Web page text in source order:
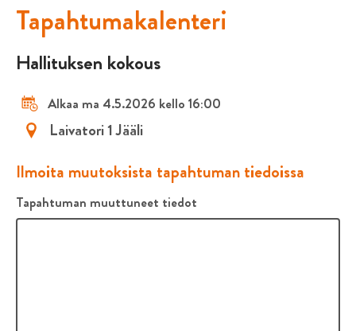
Tapahtumakalenteri
Hallituksen kokous
Alkaa ma 4.5.2026 kello 16:00
Laivatori 1 Jääli
Ilmoita muutoksista tapahtuman tiedoissa
Tapahtuman muuttuneet tiedot